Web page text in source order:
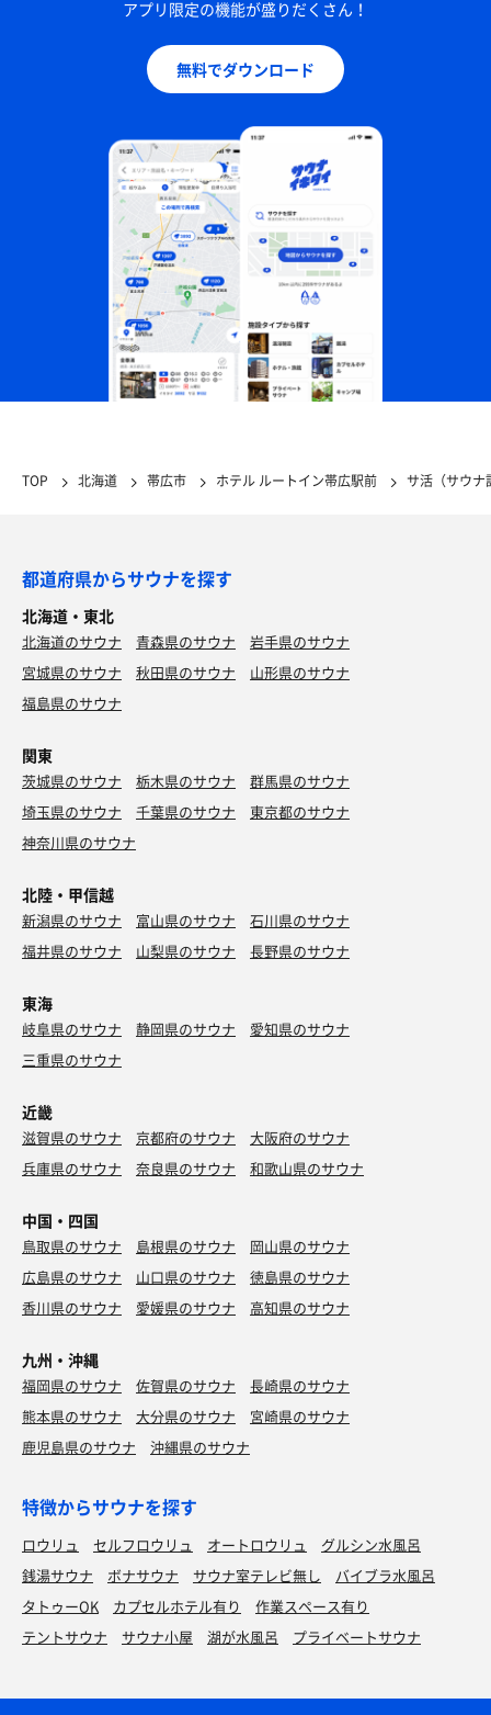
アプリ限定の機能が盛りだくさん！
無料でダウンロード
TOP 北海道 帯広市 ホテル ルートイン帯広駅前 サ活（サウナ
都道府県からサウナを探す
北海道・東北
北海道のサウナ 青森県のサウナ
岩手県のサウナ
宮城県のサウナ
秋田県のサウナ
山形県のサウナ
福島県のサウナ
関東
茨城県のサウナ 栃木県のサウナ
群馬県のサウナ
埼玉県のサウナ
千葉県のサウナ
東京都のサウナ
神奈川県のサウナ
北陸・甲信越
新潟県のサウナ 富山県のサウナ
石川県のサウナ
福井県のサウナ
山梨県のサウナ 長野県のサウナ
東海
岐阜県のサウナ 静岡県のサウナ
愛知県のサウナ
三重県のサウナ
近畿
滋賀県のサウナ 京都府のサウナ
大阪府のサウナ
兵庫県のサウナ
奈良県のサウナ 和歌山県のサウナ
中国・四国
鳥取県のサウナ 島根県のサウナ
岡山県のサウナ
広島県のサウナ
山口県のサウナ
徳島県のサウナ
香川県のサウナ
愛媛県のサウナ 高知県のサウナ
九州・沖縄
福岡県のサウナ 佐賀県のサウナ
長崎県のサウナ
熊本県のサウナ
大分県のサウナ
宮崎県のサウナ
鹿児島県のサウナ
沖縄県のサウナ
特徴からサウナを探す
ロウリュ セルフロウリュ オートロウリュ
グルシン水風呂
銭湯サウナ
ボナサウナ サウナ室テレビ無し
バイブラ水風呂
タトゥーOK
カプセルホテル有り
作業スペース有り
テントサウナ
サウナ小屋 湖が水風呂 プライベートサウナ